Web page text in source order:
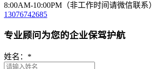
8:00AM-10:00PM（非工作时间请微信联系）
13076742685
专业顾问为您的企业保驾护航
姓名： *